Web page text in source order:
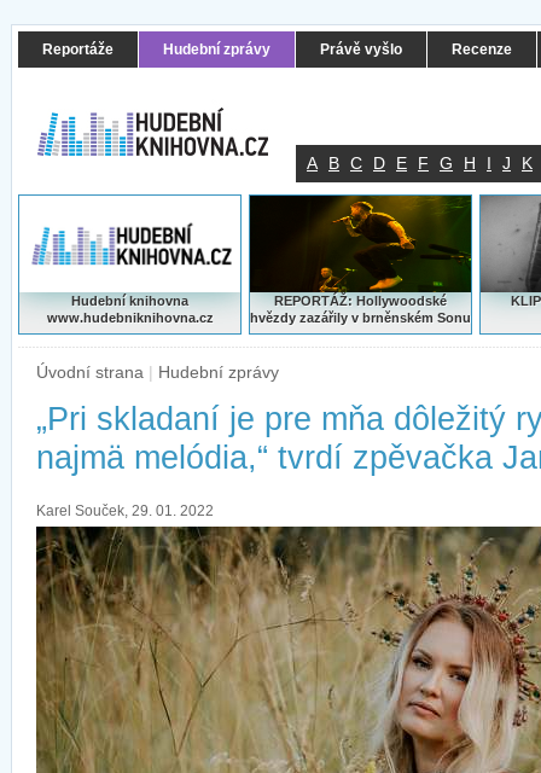
Reportáže Hudební zprávy Právě vyšlo Recenze
A B C D E F G H I J K
Hudební knihovna
www.hudebniknihovna.cz
REPORTÁŽ: Hollywoodské
hvězdy zazářily v brněnském Sonu
Úvodní strana | Hudební zprávy
„Pri skladaní je pre mňa dôležitý
najmä melódia,“ tvrdí zpěvačka
Karel Souček, 29. 01. 2022